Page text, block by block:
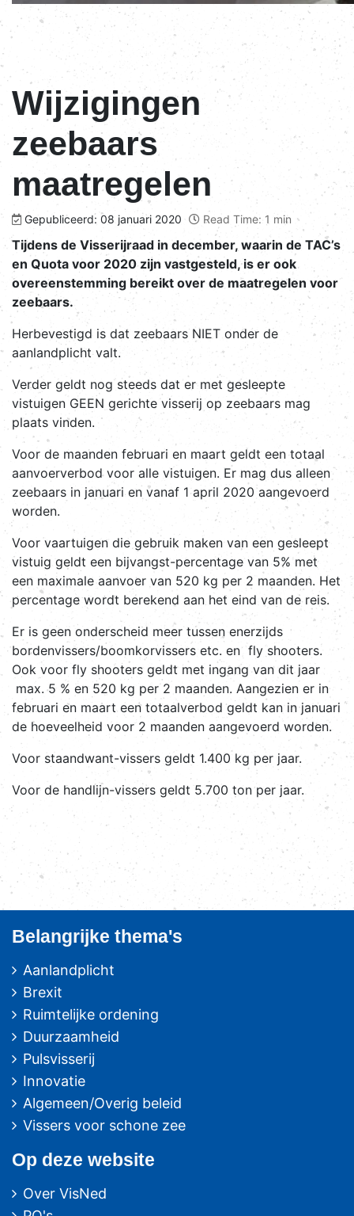
Wijzigingen
zeebaars
maatregelen
Gepubliceerd: 08 januari 2020 Read Time: 1 min
Tijdens de Visserijraad in december, waarin de TAC’s
en Quota voor 2020 zijn vastgesteld, is er ook
overeenstemming bereikt over de maatregelen voor
zeebaars.
Herbevestigd is dat zeebaars NIET onder de
aanlandplicht valt.
Verder geldt nog steeds dat er met gesleepte
vistuigen GEEN gerichte visserij op zeebaars mag
plaats vinden.
Voor de maanden februari en maart geldt een totaal
aanvoerverbod voor alle vistuigen. Er mag dus alleen
zeebaars in januari en vanaf 1 april 2020 aangevoerd
worden.
Voor vaartuigen die gebruik maken van een gesleept
vistuig geldt een bijvangst-percentage van 5% met
een maximale aanvoer van 520 kg per 2 maanden. Het
percentage wordt berekend aan het eind van de reis.
Er is geen onderscheid meer tussen enerzijds
bordenvissers/boomkorvissers etc. en fly shooters.
Ook voor fly shooters geldt met ingang van dit jaar
max. 5 % en 520 kg per 2 maanden. Aangezien er in
februari en maart een totaalverbod geldt kan in januari
de hoeveelheid voor 2 maanden aangevoerd worden.
Voor staandwant-vissers geldt 1.400 kg per jaar.
Voor de handlijn-vissers geldt 5.700 ton per jaar.
Belangrijke thema's
Aanlandplicht
Brexit
Ruimtelijke ordening
Duurzaamheid
Pulsvisserij
Innovatie
Algemeen/Overig beleid
Vissers voor schone zee
Op deze website
Over VisNed